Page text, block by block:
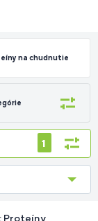
dôležité živiny v
na chudnutie
1
Proteíny